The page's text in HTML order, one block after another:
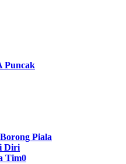
Puncak
Piala
Diri
Tim0